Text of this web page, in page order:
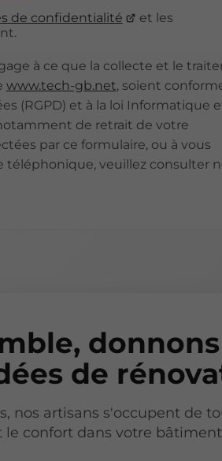
de confidentialité
et les
à ce que la collecte et le
www.tech-gb.net, soient
(RGPD) et à la loi Informatique
de retrait de votre
par ce formulaire, ou à vous
téléphonique, veuillez consulter
de
nos artisans s'occupent de
confort dans votre